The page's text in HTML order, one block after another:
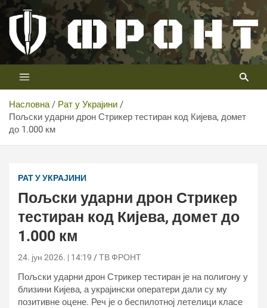
Скип
цонтент
Телевизија ФРОНТ
Први војни канал у Србији
Насловна
Рат у Украјини
Пољски ударни дрон Стрикер тестиран код Кијева, домет
до 1.000 км
РАТ У УКРАЈИНИ
Пољски ударни дрон Стрикер
тестиран код Кијева, домет до
1.000 км
24. јун 2026. | 14:19 ТВ ФРОНТ
Пољски ударни дрон Стрикер тестиран је на полигону у
близини Кијева, а украјински оператери дали су му
позитивне оцене. Реч је о беспилотној летелици класе